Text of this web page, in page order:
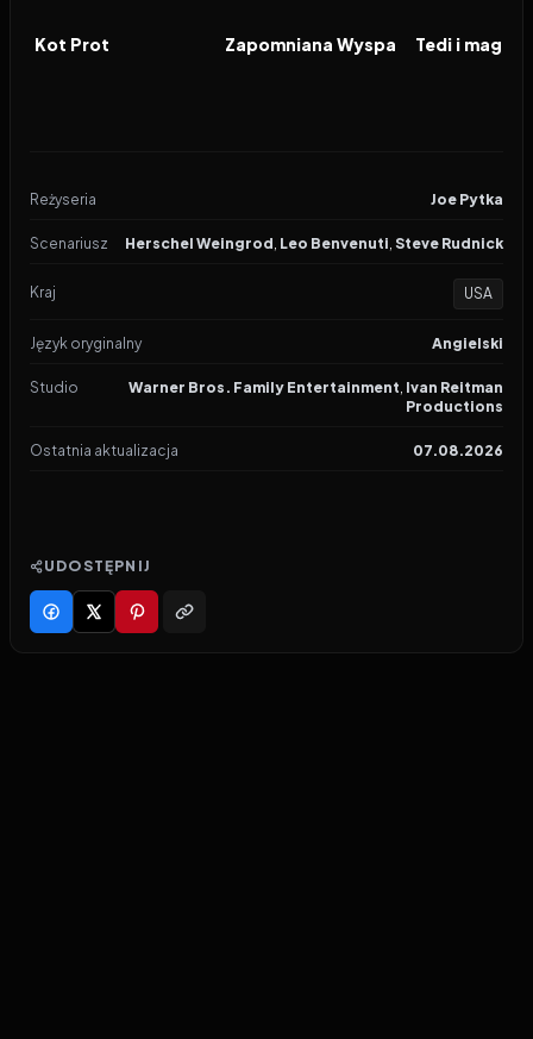
FILM
Kot Prot FILM
Zapomniana Wyspa FILM
Reżyseria Joe Pytka
Scenariusz Herschel Weingrod, Leo Benvenuti, Steve Rudnick
Kraj USA
Język oryginalny Angielski
Studio Warner Bros. Family Entertainment, Ivan Reitman
Productions
Ostatnia aktualizacja 07.08.2026
UDOSTĘPNIJ